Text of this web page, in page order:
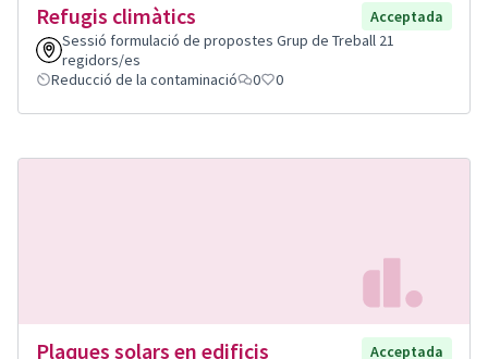
Refugis climàtics
Acceptada
Sessió formulació de propostes Grup de Treball 21
regidors/es
Reducció de la contaminació
0 0
Plaques solars en edificis
Acceptada